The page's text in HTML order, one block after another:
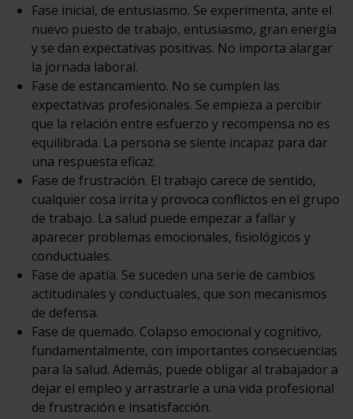
Fase inicial, de entusiasmo. Se experimenta, ante el
nuevo puesto de trabajo, entusiasmo, gran energía
y se dan expectativas positivas. No importa alargar
la jornada laboral.
Fase de estancamiento. No se cumplen las
expectativas profesionales. Se empieza a percibir
que la relación entre esfuerzo y recompensa no es
equilibrada. La persona se siente incapaz para dar
una respuesta eficaz.
Fase de frustración. El trabajo carece de sentido,
cualquier cosa irrita y provoca conflictos en el grupo
de trabajo. La salud puede empezar a fallar y
aparecer problemas emocionales, fisiológicos y
conductuales.
Fase de apatía. Se suceden una serie de cambios
actitudinales y conductuales, que son mecanismos
de defensa.
Fase de quemado. Colapso emocional y cognitivo,
fundamentalmente, con importantes consecuencias
para la salud. Además, puede obligar al trabajador a
dejar el empleo y arrastrarle a una vida profesional
de frustración e insatisfacción.